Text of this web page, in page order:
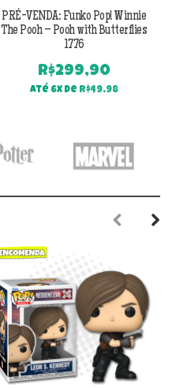
PRÉ-VENDA: Funko Pop! Winnie
The Pooh – Pooh with Butterflies
1776
R$299,90
Até 6x de R$49,98